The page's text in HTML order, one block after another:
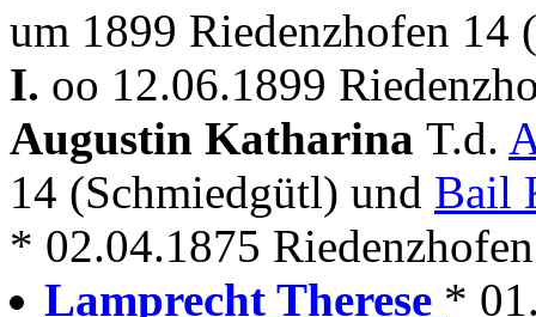
um 1899 Riedenzhofen 14
I. oo 12.06.1899
Augustin Katharina T.d.
14 (Schmiedgütl) und Bail
* 02.04.1875
Lamprecht Therese *